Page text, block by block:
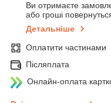
Ви отримаєте
або гроші
Детальніше
Оплатити частинами
Післяплата
Онлайн-оплата